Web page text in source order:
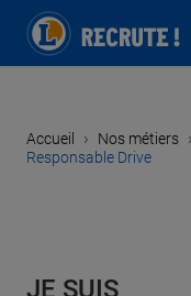
Accueil › Nos métiers ›
Responsable Drive
JE SUIS